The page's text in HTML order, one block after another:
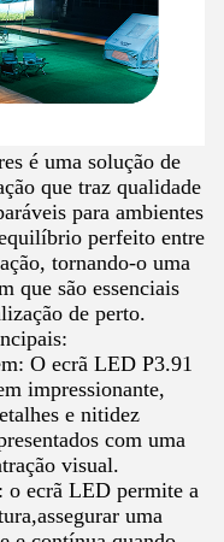
é uma solução de
que traz qualidade
para ambientes
perfeito entre
tornando-o uma
que são essenciais
de perto.
O ecrã LED P3.91
impressionante,
e nitidez
com uma
visual.
o ecrã LED permite a
uma